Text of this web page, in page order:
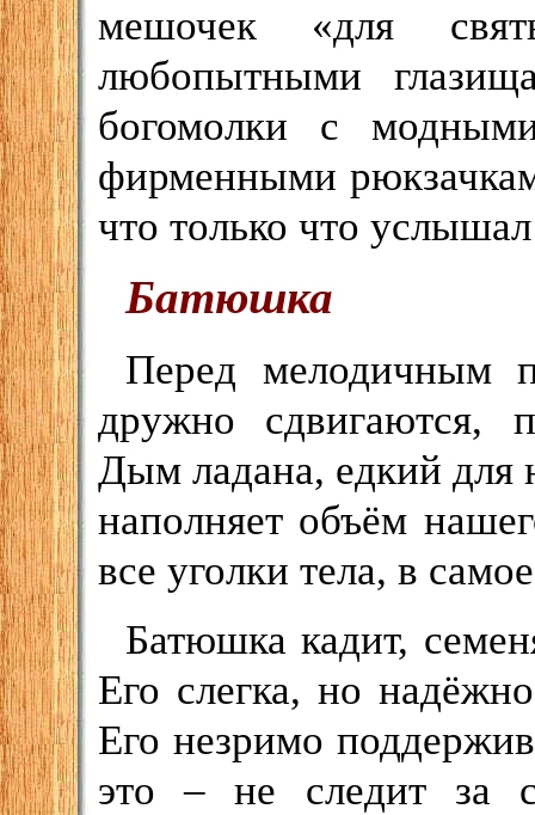
мешочек «для
любопытными
богомолки с
фирменными
что только что
Батюшка
Перед мелодичным
дружно сдвигаются,
Дым ладана, едкий для
наполняет объём
все уголки тела, в
Батюшка кадит,
Его слегка, но
Его незримо
это – не следит за